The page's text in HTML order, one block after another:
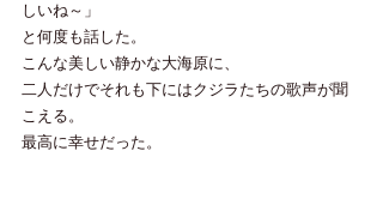
しいね～」
と何度も話した。
こんな美しい静かな大海原に、
二人だけでそれも下にはクジラたちの歌声が聞
こえる。
最高に幸せだった。